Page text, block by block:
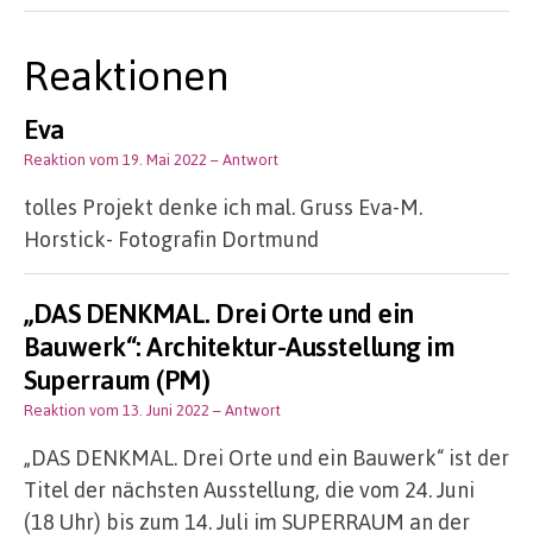
Reaktionen
Eva
Reaktion vom 19. Mai 2022 – Antwort
tolles Projekt denke ich mal. Gruss Eva-M.
Horstick- Fotografin Dortmund
„DAS DENKMAL. Drei Orte und ein
Bauwerk“: Architektur-Ausstellung im
Superraum (PM)
Reaktion vom 13. Juni 2022 – Antwort
„DAS DENKMAL. Drei Orte und ein Bauwerk“ ist der
Titel der nächsten Ausstellung, die vom 24. Juni
(18 Uhr) bis zum 14. Juli im SUPERRAUM an der